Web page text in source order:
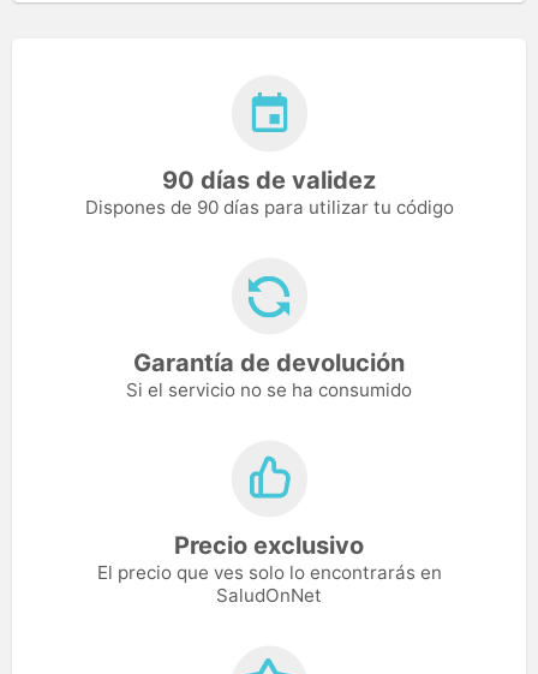
90 días de validez
Dispones de 90 días para utilizar tu código
Garantía de devolución
Si el servicio no se ha consumido
Precio exclusivo
El precio que ves solo lo encontrarás en
SaludOnNet